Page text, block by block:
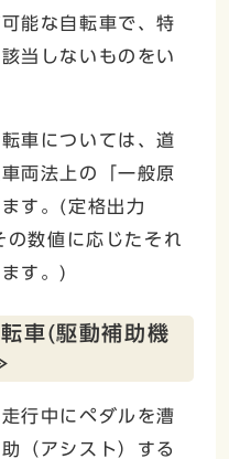
能な自転車で、特
当しないものをい
車については、道
両法上の「一般原
す。(定格出力
数値に応じたそれ
す。)
車(駆動補助機
行中にペダルを漕
（アシスト）する